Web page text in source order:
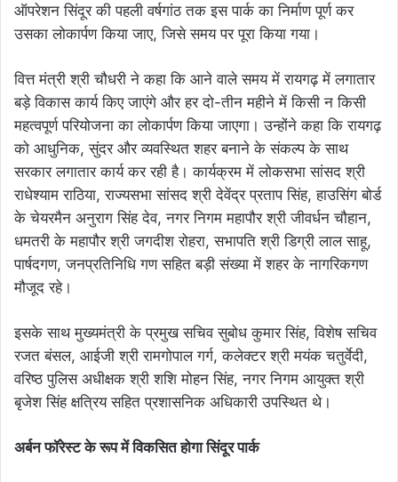
ऑपरेशन सिंदूर की पहली वर्षगांठ तक इस पार्क का निर्माण पूर्ण कर
उसका लोकार्पण किया जाए, जिसे समय पर पूरा किया गया।
वित्त मंत्री श्री चौधरी ने कहा कि आने वाले समय में रायगढ़ में लगातार
बड़े विकास कार्य किए जाएंगे और हर दो-तीन महीने में किसी न किसी
महत्वपूर्ण परियोजना का लोकार्पण किया जाएगा। उन्होंने कहा कि रायगढ़
को आधुनिक, सुंदर और व्यवस्थित शहर बनाने के संकल्प के साथ
सरकार लगातार कार्य कर रही है। कार्यक्रम में लोकसभा सांसद श्री
राधेश्याम राठिया, राज्यसभा सांसद श्री देवेंद्र प्रताप सिंह, हाउसिंग बोर्ड
के चेयरमैन अनुराग सिंह देव, नगर निगम महापौर श्री जीवर्धन चौहान,
धमतरी के महापौर श्री जगदीश रोहरा, सभापति श्री डिग्री लाल साहू,
पार्षदगण, जनप्रतिनिधि गण सहित बड़ी संख्या में शहर के नागरिकगण
मौजूद रहे।
इसके साथ मुख्यमंत्री के प्रमुख सचिव सुबोध कुमार सिंह, विशेष सचिव
रजत बंसल, आईजी श्री रामगोपाल गर्ग, कलेक्टर श्री मयंक चतुर्वेदी,
वरिष्ठ पुलिस अधीक्षक श्री शशि मोहन सिंह, नगर निगम आयुक्त श्री
बृजेश सिंह क्षत्रिय सहित प्रशासनिक अधिकारी उपस्थित थे।
अर्बन फॉरेस्ट के रूप में विकसित होगा सिंदूर पार्क